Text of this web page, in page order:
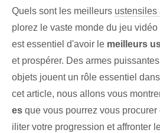
Quels sont les meilleurs ustensiles
plorez le vaste monde du jeu vidéo
est essentiel d'avoir le meilleurs
et prospérer. Des armes
objets jouent un rôle essentiel
cet article, nous allons vous
es que vous pourrez vous
iliter votre progression et affronter